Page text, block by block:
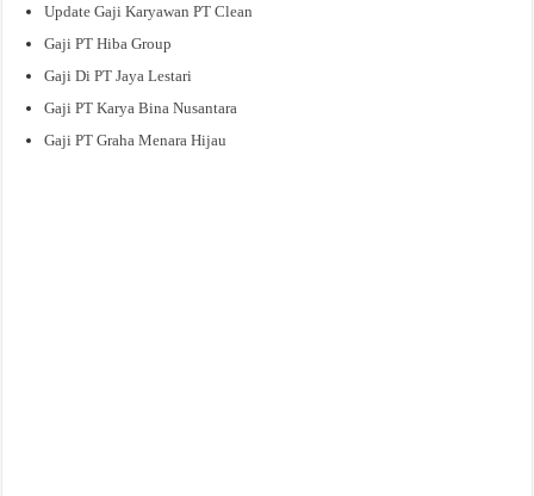
Update Gaji Karyawan PT Clean
Gaji PT Hiba Group
Gaji Di PT Jaya Lestari
Gaji PT Karya Bina Nusantara
Gaji PT Graha Menara Hijau